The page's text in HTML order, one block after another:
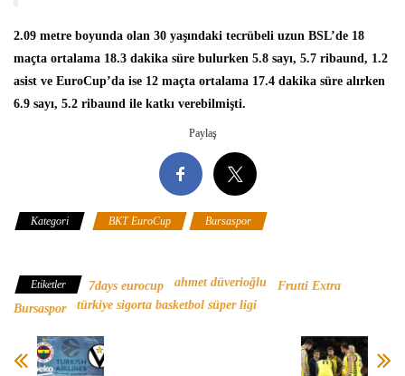
2.09 metre boyunda olan 30 yaşındaki tecrübeli uzun BSL’de 18
maçta ortalama 18.3 dakika süre bulurken 5.8 sayı, 5.7 ribaund, 1.2
asist ve EuroCup’da ise 12 maçta ortalama 17.4 dakika süre alırken
6.9 sayı, 5.2 ribaund ile katkı verebilmişti.
Paylaş
Kategori BKT EuroCup Bursaspor
Etiketler 7days eurocup ahmet düverioğlu
Frutti Extra
Bursaspor
türkiye sigorta basketbol süper ligi